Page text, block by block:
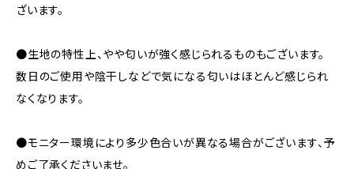
ざいます。
●生地の特性上、やや匂いが強く感じられるものもございます。
数日のご使用や陰干しなどで気になる匂いはほとんど感じられ
なくなります。
●モニター環境により多少色合いが異なる場合がございます、予
めご了承くださいませ。